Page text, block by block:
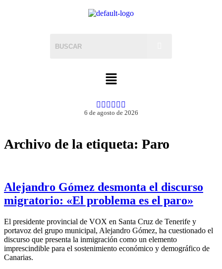
6 de agosto de 2026
Archivo de la etiqueta: Paro
Alejandro Gómez desmonta el discurso
migratorio: «El problema es el paro»
El presidente provincial de VOX en Santa Cruz de Tenerife y
portavoz del grupo municipal, Alejandro Gómez, ha cuestionado el
discurso que presenta la inmigración como un elemento
imprescindible para el sostenimiento económico y demográfico de
Canarias.